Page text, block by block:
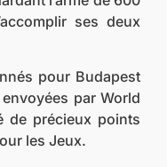
ses deux
pour Budapest
par World
de précieux points
les Jeux.